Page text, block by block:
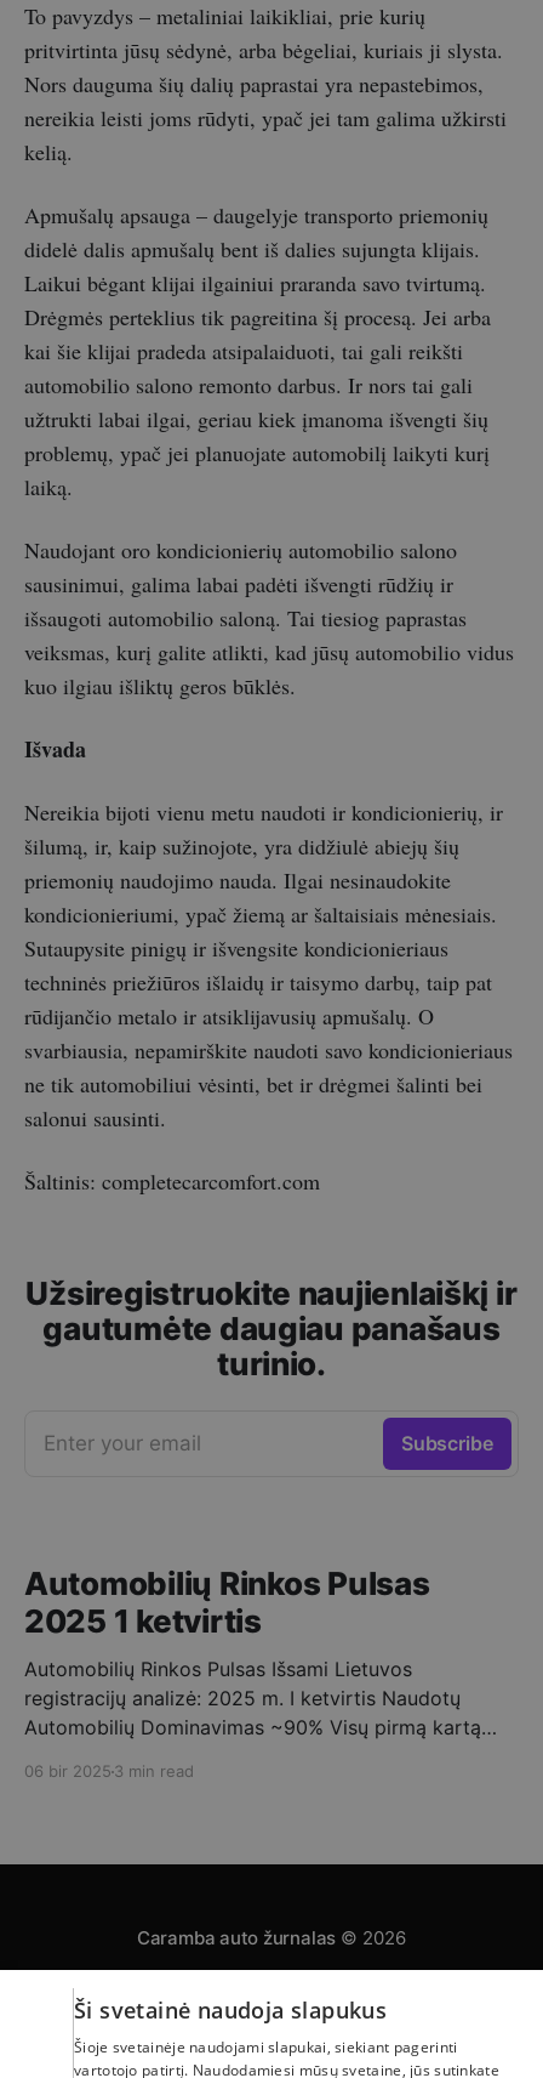
To pavyzdys – metaliniai laikikliai, prie kurių
pritvirtinta jūsų sėdynė, arba bėgeliai, kuriais ji slysta.
Nors dauguma šių dalių paprastai yra nepastebimos,
nereikia leisti joms rūdyti, ypač jei tam galima užkirsti
kelią.
Apmušalų apsauga – daugelyje transporto priemonių
didelė dalis apmušalų bent iš dalies sujungta klijais.
Laikui bėgant klijai ilgainiui praranda savo tvirtumą.
Drėgmės perteklius tik pagreitina šį procesą. Jei arba
kai šie klijai pradeda atsipalaiduoti, tai gali reikšti
automobilio salono remonto darbus. Ir nors tai gali
užtrukti labai ilgai, geriau kiek įmanoma išvengti šių
problemų, ypač jei planuojate automobilį laikyti kurį
laiką.
Naudojant oro kondicionierių automobilio salono
sausinimui, galima labai padėti išvengti rūdžių ir
išsaugoti automobilio saloną. Tai tiesiog paprastas
veiksmas, kurį galite atlikti, kad jūsų automobilio vidus
kuo ilgiau išliktų geros būklės.
Išvada
Nereikia bijoti vienu metu naudoti ir kondicionierių, ir
šilumą, ir, kaip sužinojote, yra didžiulė abiejų šių
priemonių naudojimo nauda. Ilgai nesinaudokite
kondicionieriumi, ypač žiemą ar šaltaisiais mėnesiais.
Sutaupysite pinigų ir išvengsite kondicionieriaus
techninės priežiūros išlaidų ir taisymo darbų, taip pat
rūdijančio metalo ir atsiklijavusių apmušalų. O
svarbiausia, nepamirškite naudoti savo kondicionieriaus
ne tik automobiliui vėsinti, bet ir drėgmei šalinti bei
salonui sausinti.
Šaltinis: completecarcomfort.com
Užsiregistruokite naujienlaiškį ir
gautumėte daugiau panašaus
turinio.
Enter your email Subscribe
Automobilių Rinkos Pulsas
2025 1 ketvirtis
Automobilių Rinkos Pulsas Išsami Lietuvos
registracijų analizė: 2025 m. I ketvirtis Naudotų
Automobilių Dominavimas ~90% Visų pirmą kartą
06 bir 2025 3 min read
Caramba auto žurnalas © 2026
Privatumo politika Automobilų skelbimai
Powered by Ghost
Ši svetainė naudoja slapukus
Šioje svetainėje naudojami slapukai, siekiant pagerinti
vartotojo patirtį. Naudodamiesi mūsų svetaine, jūs sutinkate